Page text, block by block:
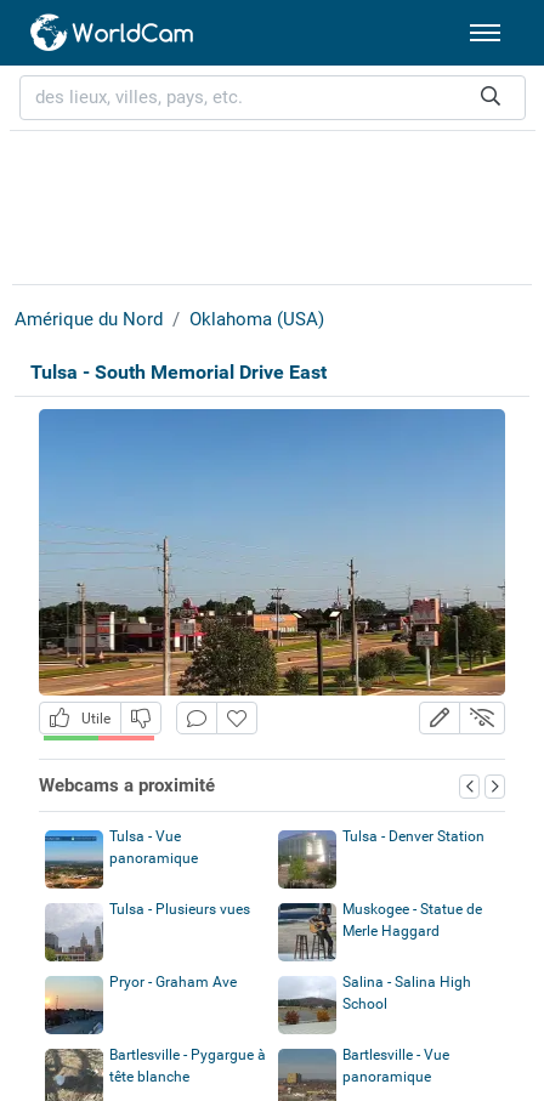
Amérique du Nord Oklahoma (USA)
Tulsa - South Memorial Drive East
Utile
Webcams a proximité
Tulsa - Vue
panoramique
Tulsa - Denver Station
Tulsa - Plusieurs vues
Muskogee - Statue de
Merle Haggard
Pryor - Graham Ave
Salina - Salina High
School
Bartlesville - Pygargue à
tête blanche
Bartlesville - Vue
panoramique